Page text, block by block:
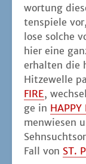
wor­tung
ten­spie­le
lo­se sol­che
hier eine
erhal­ten die
Hit­ze­wel­le
FIRE,
ge in HAPPY
men­wie­sen
Fall von ST.